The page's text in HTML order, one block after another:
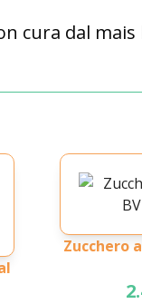
cura dal mais
Zucchero